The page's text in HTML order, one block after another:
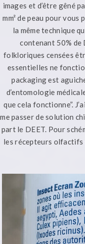
images et d’être gêné
mm² de peau pour
la même technique
contenant 50% de
folkloriques censées
essentielles ne
packaging est
d’entomologie
que cela fonctionne”.
me passer de solution
part le DEET. Pour
les récepteurs olfactifs